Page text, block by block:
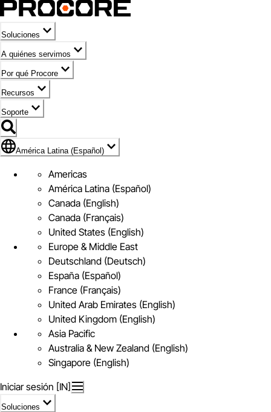
Soluciones
A quiénes servimos
Por qué Procore
Recursos
Soporte
Bandera de América Latina (Español)
América Latina (Español)
Americas
América Latina (Español)
Canada (English)
Canada (Français)
United States (English)
Europe & Middle East
Deutschland (Deutsch)
España (Español)
France (Français)
United Arab Emirates (English)
United Kingdom (English)
Asia Pacific
Australia & New Zealand (English)
Singapore (English)
Iniciar sesión [IN]
Soluciones